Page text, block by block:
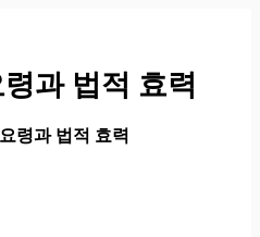
과 법적 효력
령과 법적 효력